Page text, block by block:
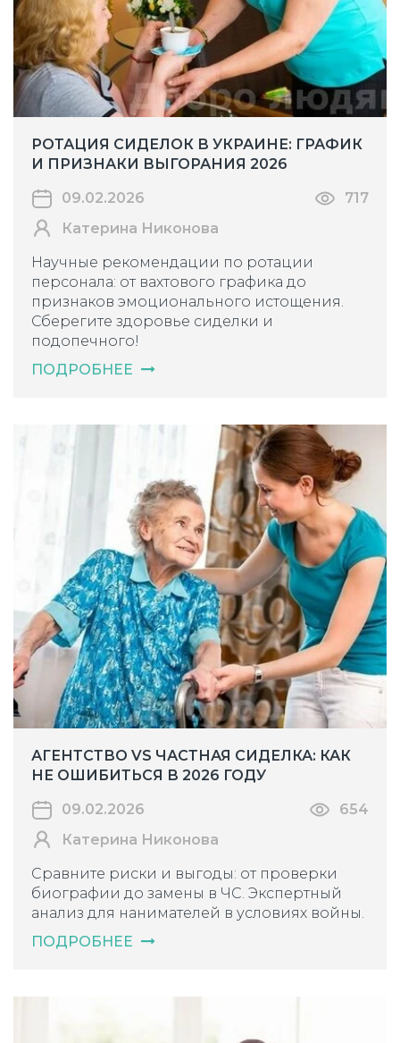
РОТАЦИЯ СИДЕЛОК В УКРАИНЕ: ГРАФИК
И ПРИЗНАКИ ВЫГОРАНИЯ 2026
09.02.2026
717
Катерина Никонова
Научные рекомендации по ротации
персонала: от вахтового графика до
признаков эмоционального истощения.
Сберегите здоровье сиделки и
подопечного!
ПОДРОБНЕЕ
АГЕНТСТВО VS ЧАСТНАЯ СИДЕЛКА: КАК
НЕ ОШИБИТЬСЯ В 2026 ГОДУ
09.02.2026
654
Катерина Никонова
Сравните риски и выгоды: от проверки
биографии до замены в ЧС. Экспертный
анализ для нанимателей в условиях войны.
ПОДРОБНЕЕ